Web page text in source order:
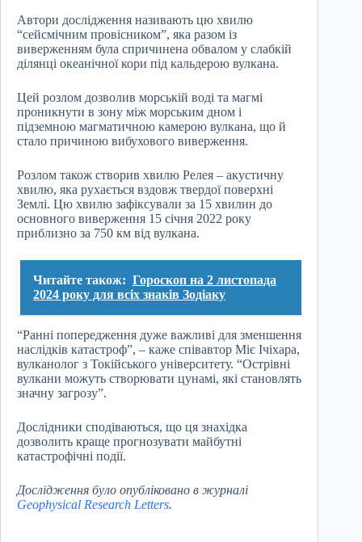
Автори дослідження називають цю хвилю
“сейсмічним провісником”, яка разом із
виверженням була спричинена обвалом у слабкій
ділянці океанічної кори під кальдерою вулкана.
Цей розлом дозволив морській воді та магмі
проникнути в зону між морським дном і
підземною магматичною камерою вулкана, що й
стало причиною вибухового виверження.
Розлом також створив хвилю Релея – акустичну
хвилю, яка рухається вздовж твердої поверхні
Землі. Цю хвилю зафіксували за 15 хвилин до
основного виверження 15 січня 2022 року
приблизно за 750 км від вулкана.
Читайте також: Гороскоп на 2 листопада
2024 року для всіх знаків Зодіаку
“Ранні попередження дуже важливі для зменшення
наслідків катастроф”, – каже співавтор Міє Ічіхара,
вулканолог з Токійського університету. “Острівні
вулкани можуть створювати цунамі, які становлять
значну загрозу”.
Дослідники сподіваються, що ця знахідка
дозволить краще прогнозувати майбутні
катастрофічні події.
Дослідження було опубліковано в журналі
Geophysical Research Letters.